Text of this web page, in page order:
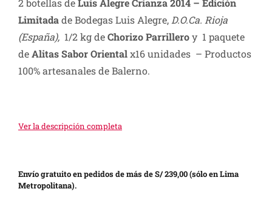
was:
S/ 299.00.
is:
S/ 189.00.
2 botellas deLuis Alegre Crianza 2014 – Edición
Limitadade Bodegas Luis Alegre, D.O.Ca. Rioja
(España), 1/2 kg deChorizo Parrilleroy 1 paquete
deAlitas Sabor Orientalx16 unidades – Productos
100% artesanales de Balerno.
Ver la descripción completa
Envío gratuito en pedidos de más de S/ 239,00 (sólo en Lima
Metropolitana).